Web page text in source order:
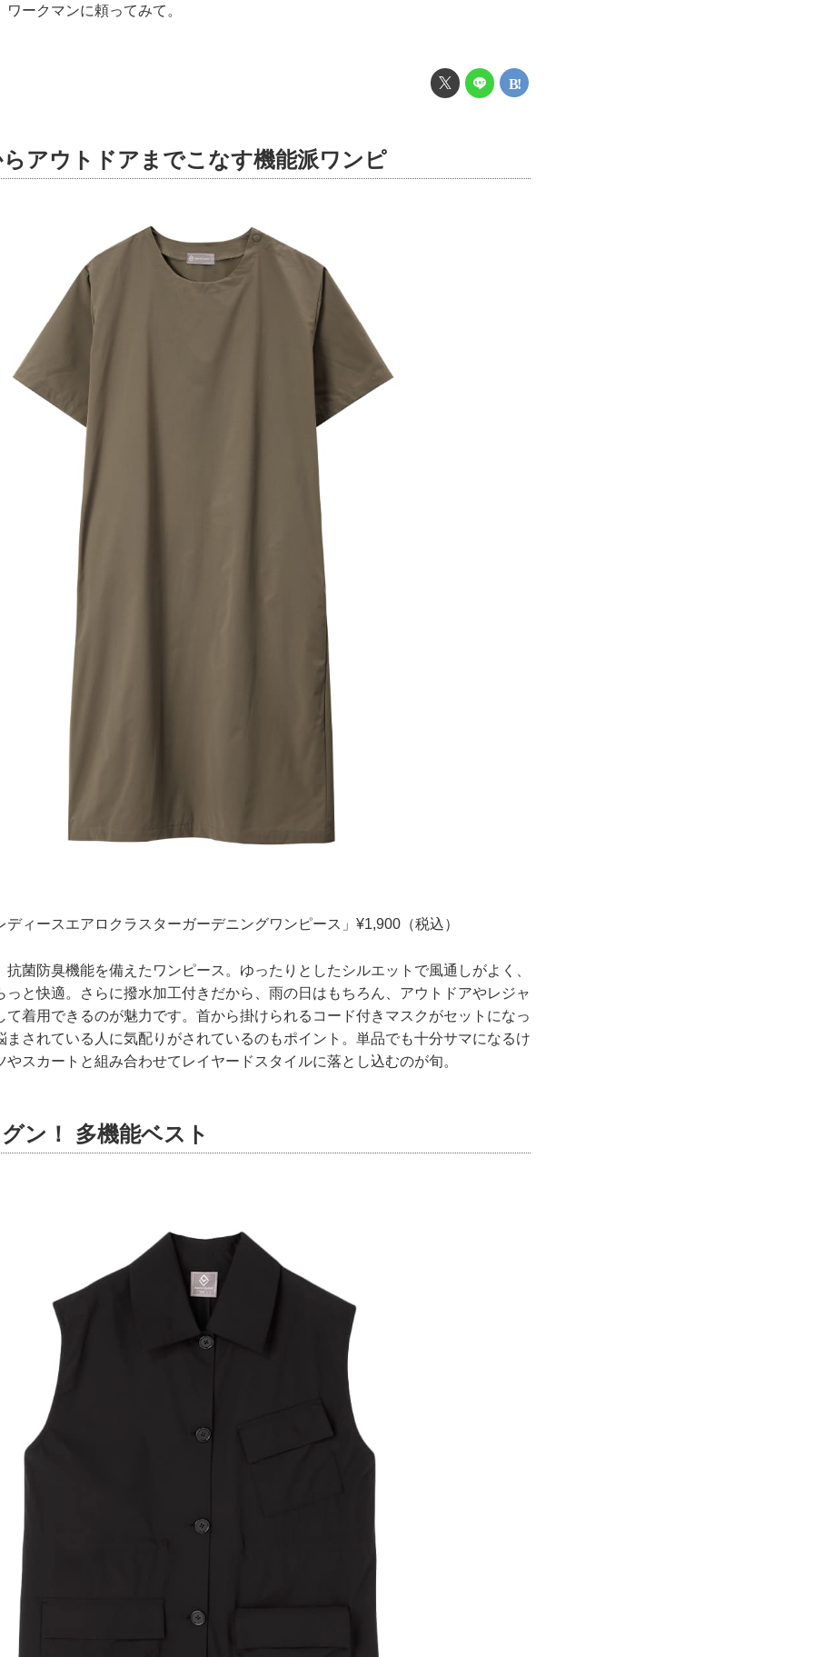
ークマンに頼ってみて。
アウトドアまでこなす機能派ワンピ
ディースエアロクラスターガーデニングワンピース」¥1,900（税込）
抗菌防臭機能を備えたワンピース。ゆったりとしたシルエットで風通しがよく、
っと快適。さらに撥水加工付きだから、雨の日はもちろん、アウトドアやレジャ
て着用できるのが魅力です。首から掛けられるコード付きマスクがセットになっ
まされている人に気配りがされているのもポイント。単品でも十分サマになるけ
やスカートと組み合わせてレイヤードスタイルに落とし込むのが旬。
ン！ 多機能ベスト